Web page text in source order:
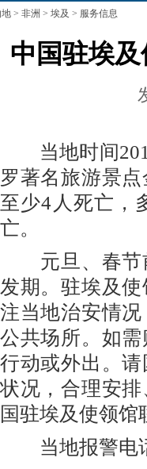
地 > 非洲 > 埃及 > 服务信息
中国驻埃
当地时间2018
罗著名旅游景
至少4人死亡，
亡。
元旦、春节前
发期。驻埃及
注当地治安情
公共场所。如
行动或外出。
状况，合理安
国驻埃及使领
当地报警电